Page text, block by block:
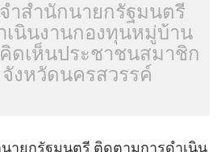
ำสำนักนายกรัฐมนตรี
นินงานกองทุนหมู่บ้าน
ดเห็นประชาชนสมาชิก
งหวัดนครสวรรค์
ายกรัฐมนตรี ติดตามการดำเนิน